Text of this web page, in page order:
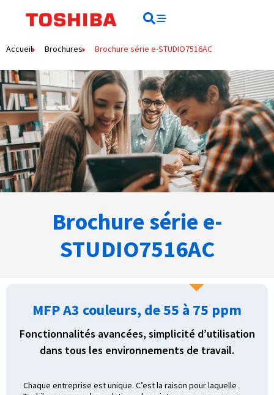
Accueil Brochures Brochure série e-STUDIO7516AC
Brochure série e-
STUDIO7516AC
MFP A3 couleurs, de 55 à 75 ppm
Fonctionnalités avancées, simplicité d’utilisation
dans tous les environnements de travail.
Chaque entreprise est unique. C’est la raison pour laquelle